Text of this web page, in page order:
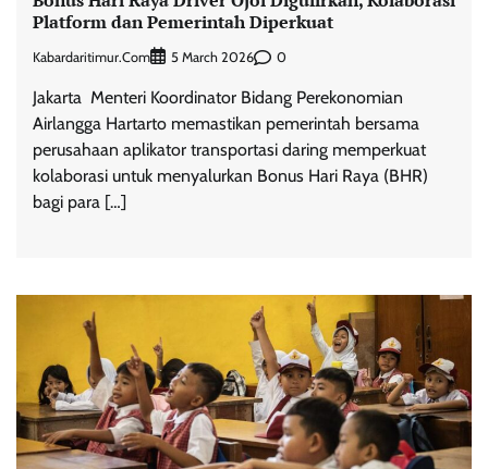
Platform dan Pemerintah Diperkuat
Kabardaritimur.com 5 March 2026 0
Jakarta  Menteri Koordinator Bidang Perekonomian
Airlangga Hartarto memastikan pemerintah bersama
perusahaan aplikator transportasi daring memperkuat
kolaborasi untuk menyalurkan Bonus Hari Raya (BHR)
bagi para […]